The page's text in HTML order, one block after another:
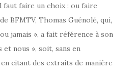
faut faire un choix : ou faire
BFMTV, Thomas Guénolé, qui,
jamais », a fait référence à son
et nous », soit, sans en
citant des extraits de manière